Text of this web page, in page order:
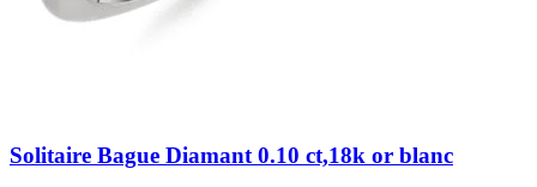
Solitaire Bague Diamant 0.10 ct,18k or blanc